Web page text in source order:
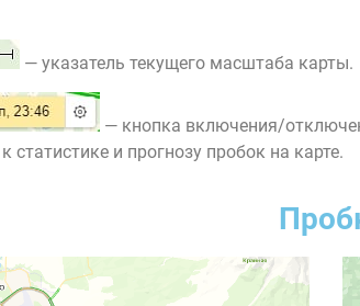
— указатель текущего масштаба карты.
— кнопка включения/
статистике и прогнозу пробок на карте.